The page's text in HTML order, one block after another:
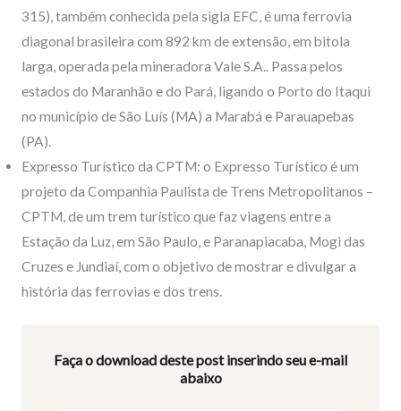
315), também conhecida pela sigla EFC, é uma ferrovia
diagonal brasileira com 892 km de extensão, em bitola
larga, operada pela mineradora Vale S.A.. Passa pelos
estados do Maranhão e do Pará, ligando o Porto do Itaqui
no município de São Luís (MA) a Marabá e Parauapebas
(PA).
Expresso Turístico da CPTM: o Expresso Turístico é um
projeto da Companhia Paulista de Trens Metropolitanos –
CPTM, de um trem turístico que faz viagens entre a
Estação da Luz, em São Paulo, e Paranapiacaba, Mogi das
Cruzes e Jundiaí, com o objetivo de mostrar e divulgar a
história das ferrovias e dos trens.
Faça o download deste post inserindo seu e-mail
abaixo